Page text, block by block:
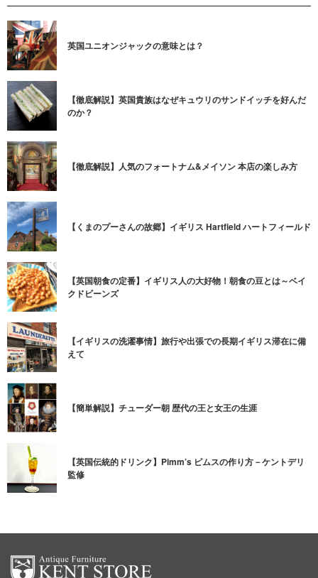
英国ユニオンジャックの意味とは？
【徹底解説】英国貴族はなぜキュウリのサンドイッチを好んだ
のか？
【徹底解説】人気のフォートナム&メイソン 本店の楽しみ方
【くまのプーさんの故郷】イギリス Hartfield ハートフィールド
【英国朝食の定番】イギリス人の大好物！朝食の豆とは～ベイ
クドビーンズ
【イギリスの洗濯事情】旅行や出張での長期イギリス滞在に備
えて
【簡単解説】チューダー朝 歴代の王と女王の生涯
【英国伝統的ドリンク】Pimm’s ピムスの作り方－ケントデリ
監修